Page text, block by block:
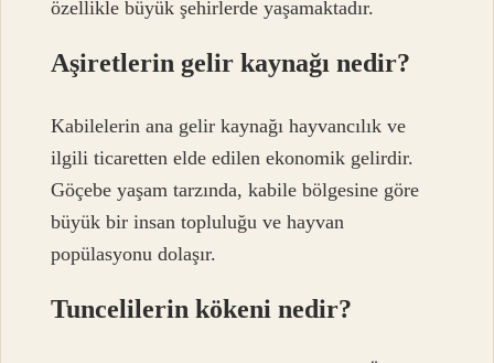
özellikle büyük şehirlerde yaşamaktadır.
Aşiretlerin gelir kaynağı nedir?
Kabilelerin ana gelir kaynağı hayvancılık ve
ilgili ticaretten elde edilen ekonomik gelirdir.
Göçebe yaşam tarzında, kabile bölgesine göre
büyük bir insan topluluğu ve hayvan
popülasyonu dolaşır.
Tuncelilerin kökeni nedir?